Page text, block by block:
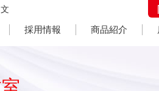
採用情報 商品紹介